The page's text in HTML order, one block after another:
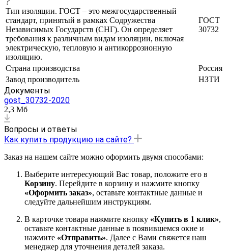
?
Тип изоляции. ГОСТ – это межгосударственный
стандарт, принятый в рамках Содружества
Независимых Государств (СНГ). Он определяет
требования к различным видам изоляции, включая
электрическую, тепловую и антикоррозионную
изоляцию.
ГОСТ
30732
Страна производства
Россия
Завод производитель
НЗТИ
Документы
gost_30732-2020
2,3 Мб
Вопросы и ответы
Как купить продукцию на сайте?
Заказ на нашем сайте можно оформить двумя способами:
Выберите интересующий Вас товар, положите его в
Корзину. Перейдите в корзину и нажмите кнопку
«Оформить заказ», оставьте контактные данные и
следуйте дальнейшим инструкциям.
В карточке товара нажмите кнопку «Купить в 1 клик»,
оставьте контактные данные в появившемся окне и
нажмите «Отправить». Далее с Вами свяжется наш
менеджер для уточнения деталей заказа.